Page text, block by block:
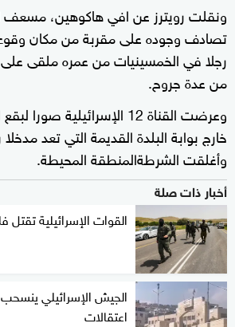
ونقلت رويترز عن افي هاكوهين، مسعف
تصادف وجوده على مقربة من مكان
رجلا في الخمسينيات من عمره ملقى
من عدة جروح.
وعرضت القناة 12 الإسرائيلية
خارج بوابة البلدة القديمة التي تعد
وأغلقت الشرطةالمنطقة المحيطة.
أخبار ذات صلة
القوات الإسرائيلية
الجيش الإسرائيلي
اعتقالات